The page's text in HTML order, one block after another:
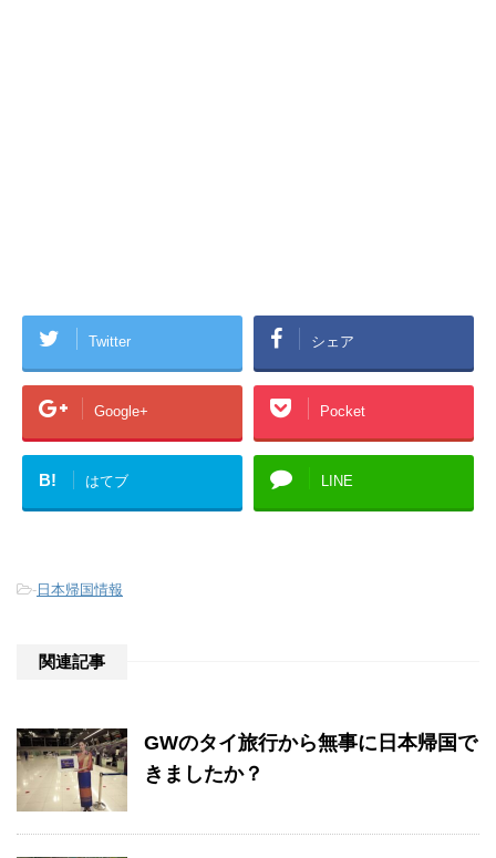
Twitter シェア
Google+ Pocket
B! はてブ LINE
-日本帰国情報
関連記事
GWのタイ旅行から無事に日本帰国で
きましたか？